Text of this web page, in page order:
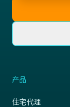
产品
住宅代理